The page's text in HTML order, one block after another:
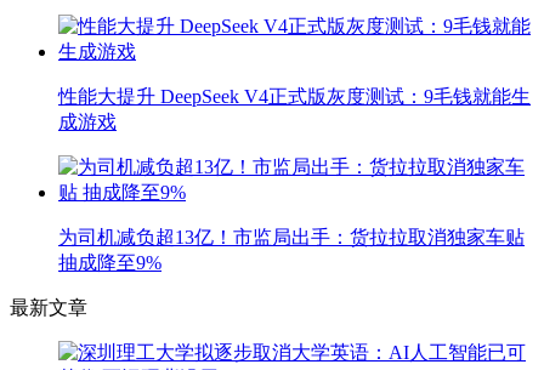
性能大提升 DeepSeek V4正式版灰度测试：9毛钱就能生
成游戏
为司机减负超13亿！市监局出手：货拉拉取消独家车贴
抽成降至9%
最新文章